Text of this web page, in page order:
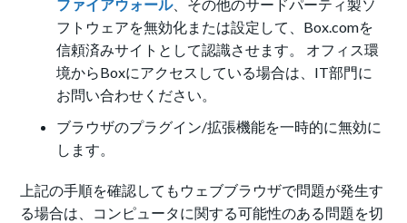
ファイアウォール、その他のサードパーティ製ソ
フトウェアを無効化または設定して、Box.comを
信頼済みサイトとして認識させます。 オフィス環
境からBoxにアクセスしている場合は、IT部門に
お問い合わせください。
ブラウザのプラグイン/拡張機能を一時的に無効に
します。
上記の手順を確認してもウェブブラウザで問題が発生す
る場合は、コンピュータに関する可能性のある問題を切